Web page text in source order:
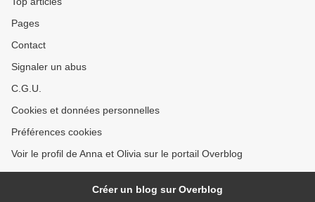
Pages
Contact
Signaler un abus
C.G.U.
Cookies et données personnelles
Préférences cookies
Voir le profil de Anna et Olivia sur le portail Overblog
Créer un blog sur Overblog